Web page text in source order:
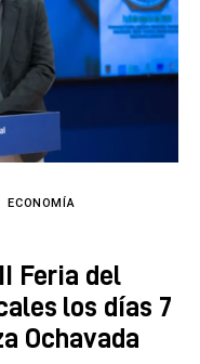
ECONOMÍA
Feria del
los días 7
Ochavada